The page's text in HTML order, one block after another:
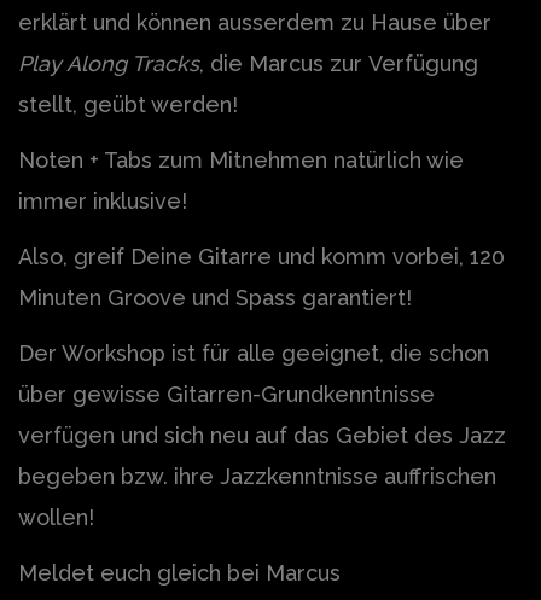
erklärt und können ausserdem zu Hause über
Play Along Tracks, die Marcus zur Verfügung
stellt, geübt werden!
Noten + Tabs zum Mitnehmen natürlich wie
immer inklusive!
Also, greif Deine Gitarre und komm vorbei, 120
Minuten Groove und Spass garantiert!
Der Workshop ist für alle geeignet, die schon
über gewisse Gitarren-Grundkenntnisse
verfügen und sich neu auf das Gebiet des Jazz
begeben bzw. ihre Jazzkenntnisse auffrischen
wollen!
Meldet euch gleich bei Marcus